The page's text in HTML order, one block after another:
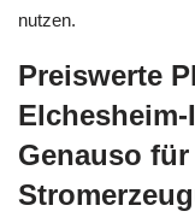
nutzen.
Preiswerte
Genauso